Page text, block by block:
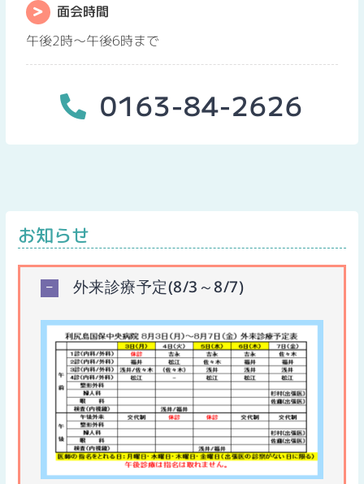
面会時間
午後2時～午後6時まで
0163-84-2626
お知らせ
外来診療予定(8/3～8/7)